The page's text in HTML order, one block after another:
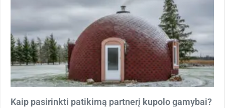
Kaip pasirinkti patikimą partnerį kupolo gamybai?